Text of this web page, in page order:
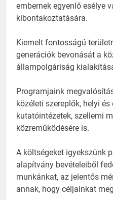
embernek egyenlő esélye
kibontakoztatására.
Kiemelt fontosságú
generációk bevonását a
állampolgáriság
Programjaink
közéleti szereplők, helyi
kutatóintézetek, szellemi
közreműködésére is.
A költségeket igyekszünk
alapítvány bevételeiből
munkánkat, az jelentős
annak, hogy céljainkat